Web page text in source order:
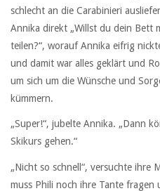
schlecht an die Carabinieri
Annika direkt „Willst du dein Bett
teilen?“, worauf Annika eifrig
und damit war alles geklärt und
um sich um die Wünsche und
kümmern.
„Super!“, jubelte Annika. „Dann
Skikurs gehen.“
„Nicht so schnell“, versuchte ihre
muss Phili noch ihre Tante fragen